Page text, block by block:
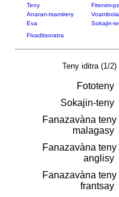
Teny Fitenim-
Anaran-tsamirery
Eva
Sokajin-
Fivaditsoratra
Teny iditra (1/2)
Fototeny
Sokajin-teny
Fanazavàna teny
malagasy
Fanazavàna teny
anglisy
Fanazavàna teny
frantsay